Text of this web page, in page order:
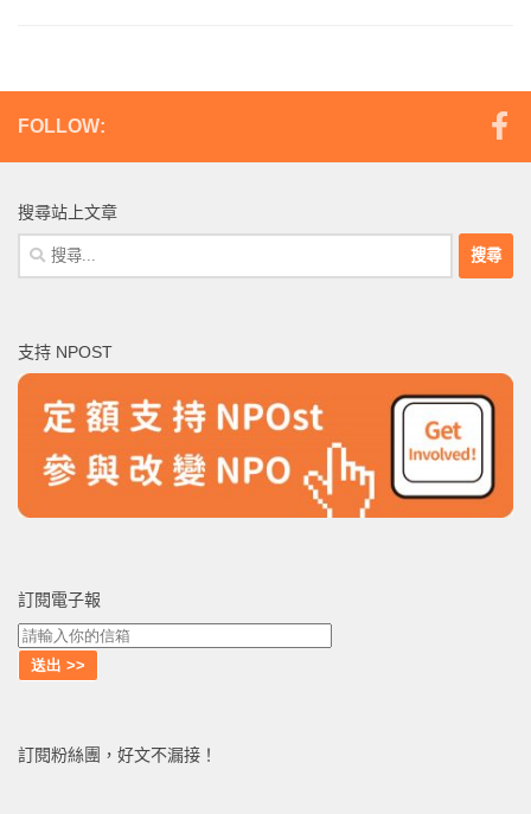
FOLLOW:
搜尋站上文章
搜
尋
字:
支持 NPOST
訂閱電子報
訂閱粉絲團，好文不漏接！